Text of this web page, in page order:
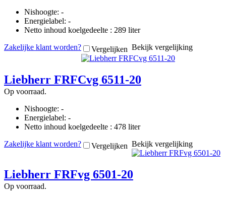
Nishoogte: -
Energielabel: -
Netto inhoud koelgedeelte : 289 liter
Zakelijke klant worden?
Vergelijken Bekijk vergelijking
Liebherr FRFCvg 6511-20
Op voorraad.
Nishoogte: -
Energielabel: -
Netto inhoud koelgedeelte : 478 liter
Zakelijke klant worden?
Vergelijken Bekijk vergelijking
Liebherr FRFvg 6501-20
Op voorraad.